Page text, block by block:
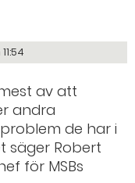
av att
andra
de har i
säger Robert
för MSBs